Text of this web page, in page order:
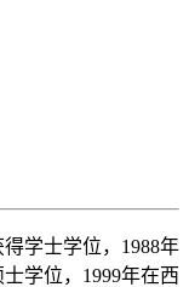
学士学位，1988年
学位，1999年在西